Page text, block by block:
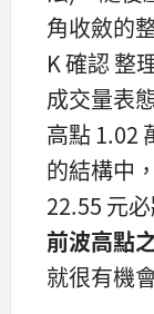
角收斂的
K 確認 整
成交量表
高點 1.02
的結構中
22.55 元
前波高點
就很有機